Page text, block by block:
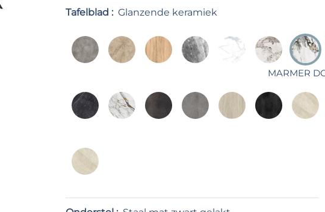
Tafelblad : Glanzende keramiek
MARMER